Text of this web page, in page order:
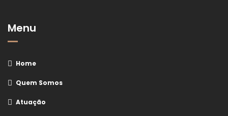
Menu
Home
Quem Somos
Atuação